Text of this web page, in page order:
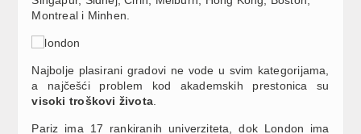
Montreal i Minhen.
Najbolje plasirani gradovi ne vode u svim kategorijama,
a najčešći problem kod akademskih prestonica su
visoki troškovi života
Pariz ima 17 rankiranih univerziteta, dok London ima